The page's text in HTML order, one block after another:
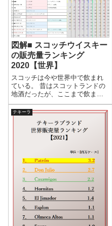
図解■ スコッチウイスキー
の販売量ランキング
2020【世界】
スコッチは今や世界中で飲まれ
ている。 昔はスコットランドの
地酒だったが、ここまで飲まれ
るようになったのにはわけがあ
る。 それはブレンデッドウイス
キーのおかげだと考えられる。
実際の売り上げを見てもブレン
デッドが9割を占める。
テキーラ